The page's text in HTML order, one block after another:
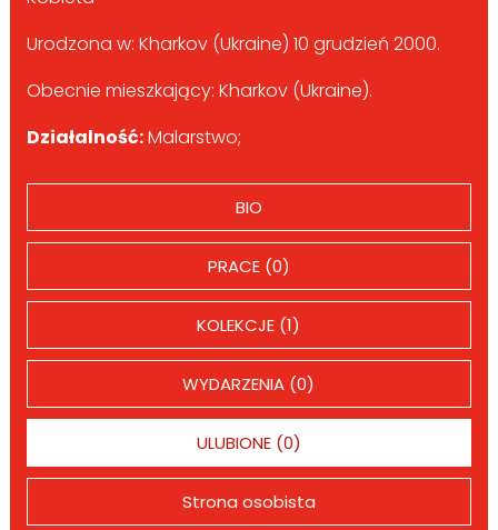
Urodzona w: Kharkov (Ukraine) 10 grudzień 2000.
Obecnie mieszkający: Kharkov (Ukraine).
Działalność:Malarstwo;
BIO
PRACE (0)
KOLEKCJE (1)
WYDARZENIA (0)
ULUBIONE (0)
Strona osobista